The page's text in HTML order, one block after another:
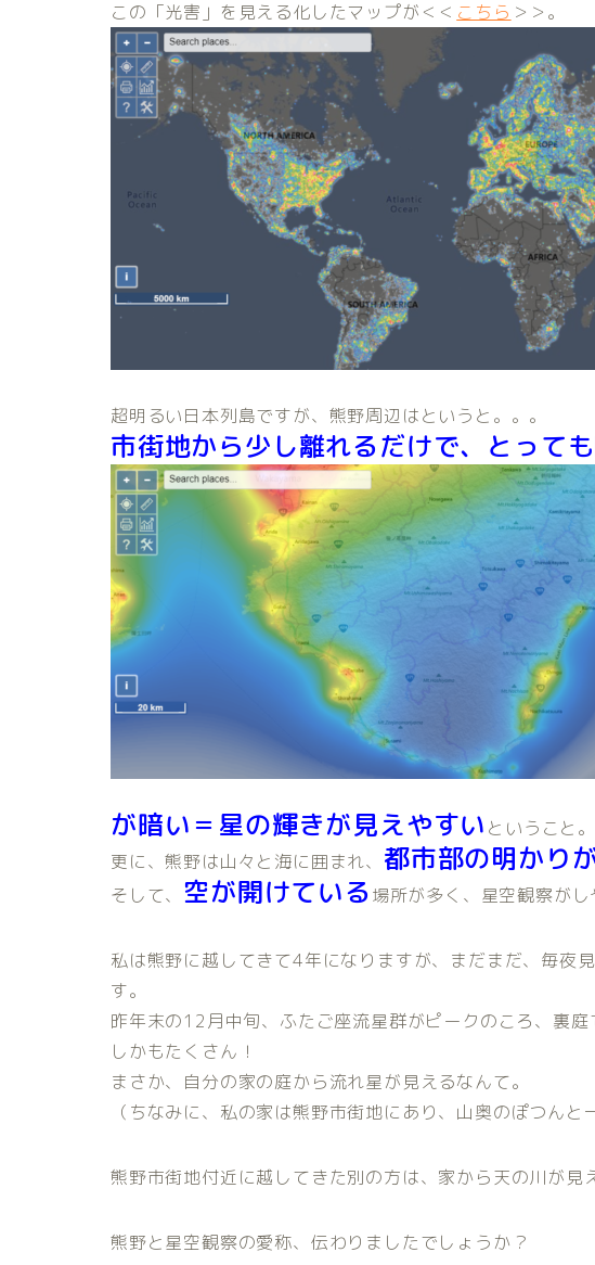
この「光害」を見える化したマップが＜＜ こちら ＞＞。
超明るい日本列島ですが、熊野周辺はというと。。。
市街地から少し離れるだけで、とっても
が暗い＝星の輝きが見えやすい ということ。
更に、熊野は山々と海に囲まれ、 都市部の明かり
そして、 空が開けている 場所が多く、星空観察がし
私は熊野に越してきて4年になりますが、まだまだ、毎夜
す。
昨年末の12月中旬、ふたご座流星群がピークのころ、裏庭
しかもたくさん！
まさか、自分の家の庭から流れ星が見えるなんて。
（ちなみに、私の家は熊野市街地にあり、山奥のぽつんと
熊野市街地付近に越してきた別の方は、家から天の川が見
熊野と星空観察の愛称、伝わりましたでしょうか？